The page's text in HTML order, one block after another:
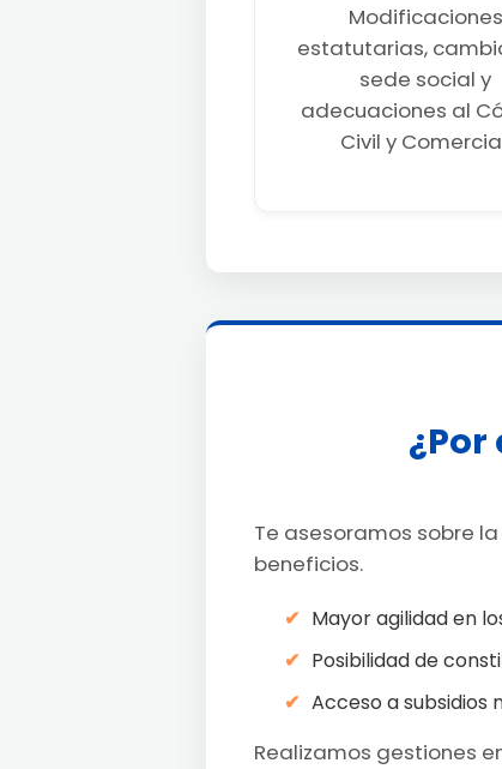
Modificaciones
estatutarias,
sede social y
adecuaciones al
Civil y
Te asesoramos sobre
beneficios.
Mayor agilidad en
Posibilidad de
Acceso a subsidios
Realizamos gestiones